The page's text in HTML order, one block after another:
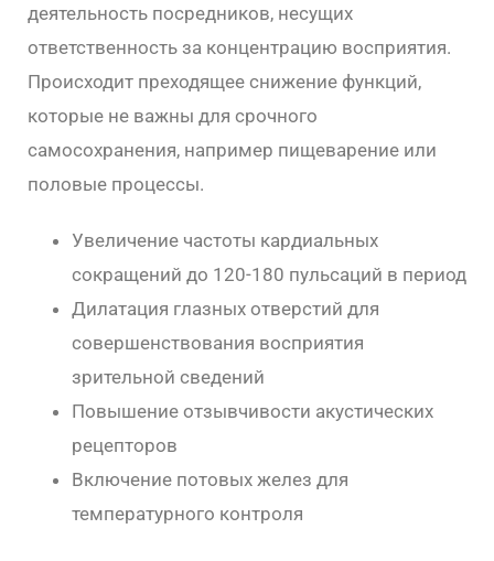
деятельность посредников, несущих
ответственность за концентрацию восприятия.
Происходит преходящее снижение функций,
которые не важны для срочного
самосохранения, например пищеварение или
половые процессы.
Увеличение частоты кардиальных
сокращений до 120-180 пульсаций в период
Дилатация глазных отверстий для
совершенствования восприятия
зрительной сведений
Повышение отзывчивости акустических
рецепторов
Включение потовых желез для
температурного контроля